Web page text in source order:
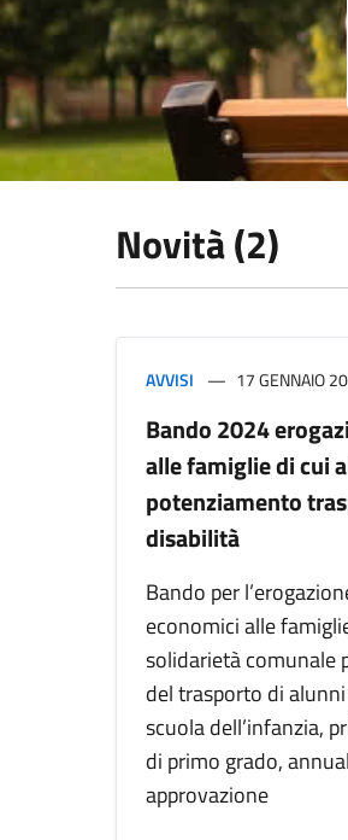
Novità (2)
AVVISI 17 GENNAIO
Bando 2024
alle famiglie di cui
potenziamento
disabilità
Bando per
economici alle
solidarietà comunale
del trasporto di
scuola dell’infanzia,
di primo grado,
approvazione